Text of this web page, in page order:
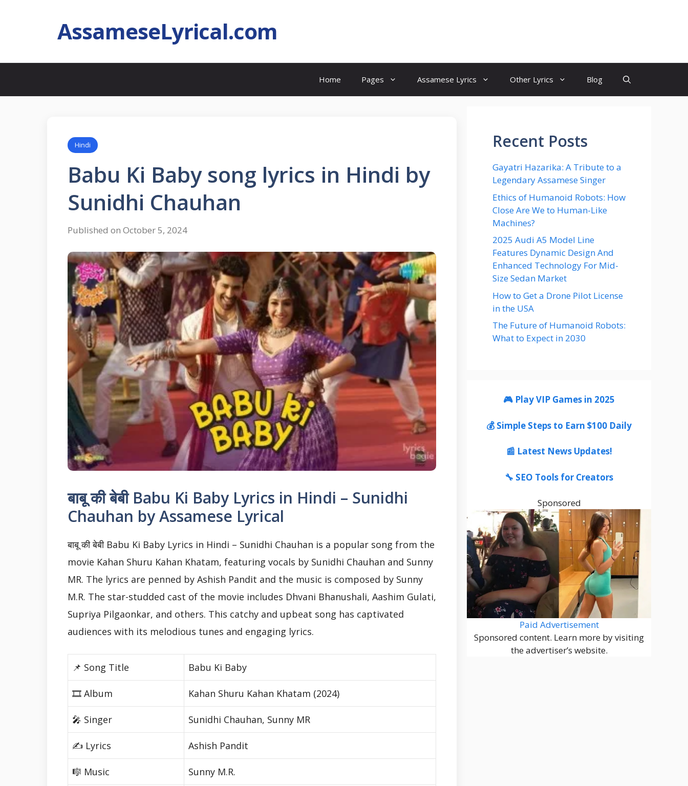
AssameseLyrical.com
Home Pages Assamese Lyrics Other Lyrics Blog
Hindi
Babu Ki Baby song lyrics in Hindi by
Sunidhi Chauhan
Published on October 5, 2024
बाबू की बेबी Babu Ki Baby Lyrics in Hindi – Sunidhi
Chauhan by Assamese Lyrical
बाबू की बेबी Babu Ki Baby Lyrics in Hindi – Sunidhi Chauhan is a popular song from the
movie Kahan Shuru Kahan Khatam, featuring vocals by Sunidhi Chauhan and Sunny
MR. The lyrics are penned by Ashish Pandit and the music is composed by Sunny
M.R. The star-studded cast of the movie includes Dhvani Bhanushali, Aashim Gulati,
Supriya Pilgaonkar, and others. This catchy and upbeat song has captivated
audiences with its melodious tunes and engaging lyrics.
📌 Song Title Babu Ki Baby
🎞️ Album Kahan Shuru Kahan Khatam (2024)
🎤 Singer Sunidhi Chauhan, Sunny MR
✍️ Lyrics Ashish Pandit
🎼 Music Sunny M.R.
Recent Posts
Gayatri Hazarika: A Tribute to a
Legendary Assamese Singer
Ethics of Humanoid Robots: How
Close Are We to Human-Like
Machines?
2025 Audi A5 Model Line
Features Dynamic Design And
Enhanced Technology For Mid-
Size Sedan Market
How to Get a Drone Pilot License
in the USA
The Future of Humanoid Robots:
What to Expect in 2030
🎮 Play VIP Games in 2025
💰 Simple Steps to Earn $100 Daily
📰 Latest News Updates!
🔧 SEO Tools for Creators
Sponsored
Paid Advertisement
Sponsored content. Learn more by visiting
the advertiser’s website.